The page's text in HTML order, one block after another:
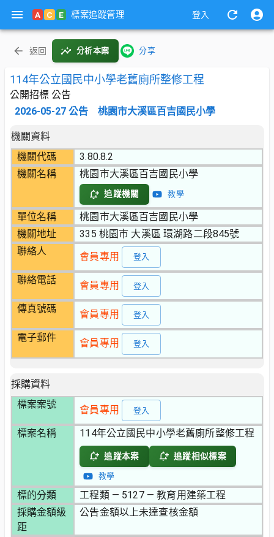
A C E 標案追蹤管理 登入
返回 分析本案 分享
114年公立國民中小學老舊廁所整修工程
公開招標 公告
2026-05-27 公告 桃園市大溪區百吉國民小學
機關資料
機關代碼
3.80.8.2
機關名稱
桃園市大溪區百吉國民小學
追蹤機關 教學
單位名稱
桃園市大溪區百吉國民小學
機關地址
335 桃園市 大溪區 環湖路二段845號
聯絡人
會員專用 登入
聯絡電話 會員專用 登入
傳真號碼 會員專用 登入
電子郵件 會員專用 登入
採購資料
標案案號
會員專用 登入
標案名稱 114年公立國民中小學老舊廁所整修工程
追蹤本案 追蹤相似標案
教學
標的分類
工程類 — 5127 — 教育用建築工程
採購金額級
距
公告金額以上未達查核金額